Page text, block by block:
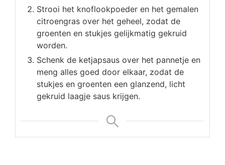
Strooi het knoflookpoeder en het gemalen
citroengras over het geheel, zodat de
groenten en stukjes gelijkmatig gekruid
worden.
Schenk de ketjapsaus over het pannetje en
meng alles goed door elkaar, zodat de
stukjes en groenten een glanzend, licht
gekruid laagje saus krijgen.